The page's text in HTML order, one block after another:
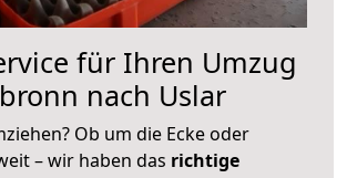
für Ihren Umzug
nach Uslar
Ob um die Ecke oder
– wir haben das richtige